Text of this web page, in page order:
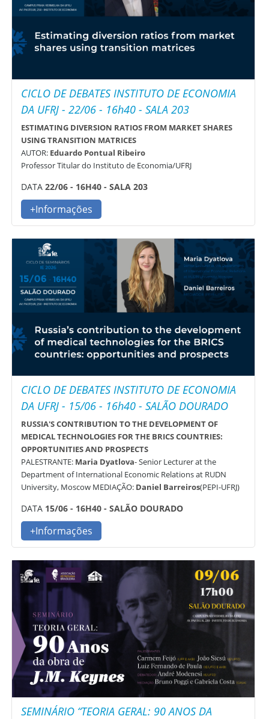
CICLO DE DEBATES INSTITUTO DE ECONOMIA
DA UFRJ - 22/06 - 16h40 - SALA 203
ESTIMATING DIVERSION RATIOS FROM MARKET SHARES
USING TRANSITION MATRICES
AUTOR:Eduardo Pontual Ribeiro
Professor Titular do Instituto de Economia/UFRJ
DATA22/06 - 16H40 - SALA 203
+Informações
CICLO DE DEBATES INSTITUTO DE ECONOMIA
DA UFRJ - 15/06 - 16h40 - SALÃO DOURADO
RUSSIA'S CONTRIBUTION TO THE DEVELOPMENT OF
MEDICAL TECHNOLOGIES FOR THE BRICS COUNTRIES:
OPPORTUNITIES AND PROSPECTS
PALESTRANTE:Maria Dyatlova- Senior Lecturer at the
Department of International Economic Relations at RUDN
University, Moscow MEDIAÇÃO:Daniel Barreiros(PEPI-UFRJ)
DATA15/06 - 16H40 - SALÃO DOURADO
+Informações
SEMINÁRIO “TEORIA GERAL: 90 ANOS DA